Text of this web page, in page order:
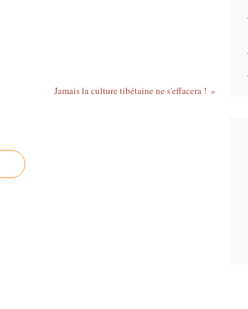
Jamais la culture tibétaine ne s'effacera !